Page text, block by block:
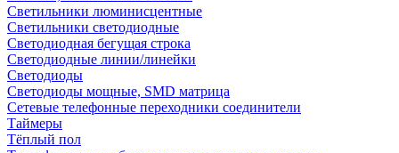
Светильники люминисцентные
Светильники светодиодные
Светодиодная бегущая строка
Светодиодные линии/линейки
Светодиоды
Светодиоды мощные, SMD матрица
Сетевые телефонные переходники соединители
Таймеры
Тёплый пол